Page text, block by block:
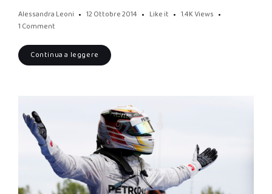
Alessandra Leoni 12 Ottobre 2014 Like it 1.4K Views
1 Comment
Continua a leggere